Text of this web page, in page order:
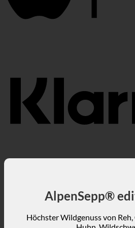
AlpenSepp®
Höchster Wildgenuss von Reh,